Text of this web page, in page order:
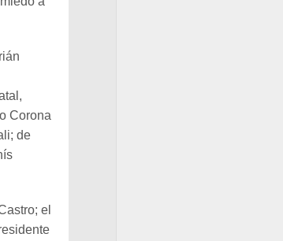
Corona
de
el